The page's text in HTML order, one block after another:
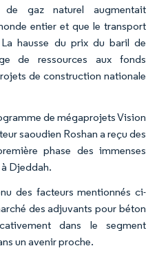
gaz naturel augmentait
entier et que le transport
hausse du prix du baril de
de ressources aux fonds
de construction nationale
de mégaprojets Vision
saoudien Roshan a reçu des
phase des immenses
Djeddah.
des facteurs mentionnés ci-
des adjuvants pour béton
dans le segment
un avenir proche.